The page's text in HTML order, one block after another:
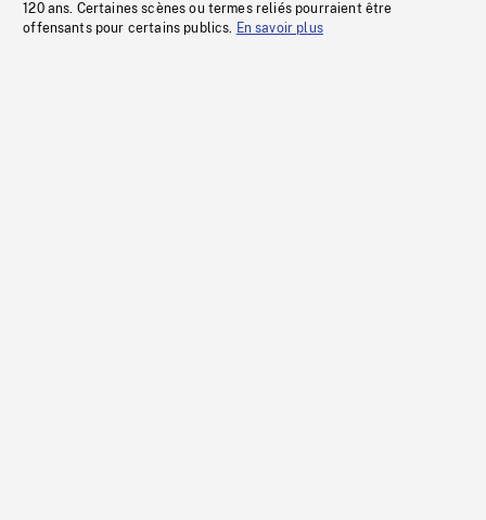
120 ans. Certaines scènes ou termes reliés pourraient être
offensants pour certains publics. En savoir plus